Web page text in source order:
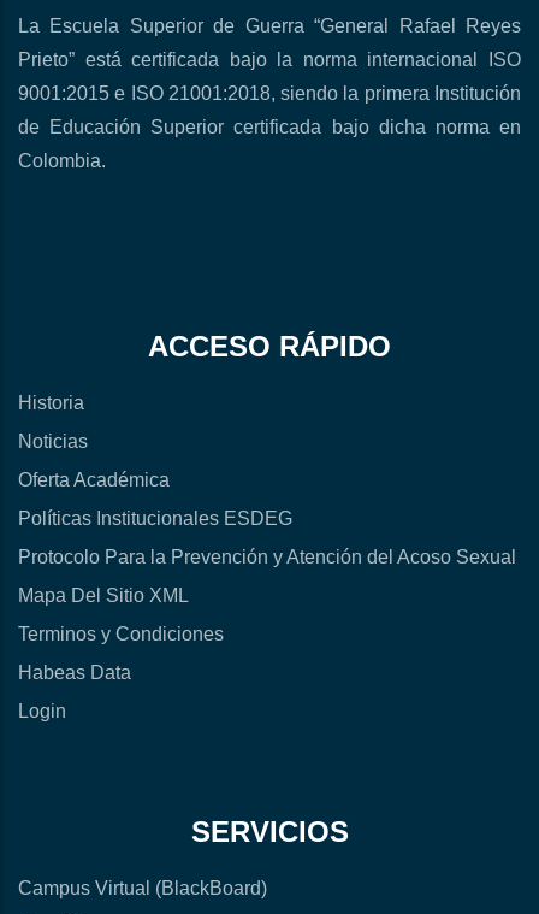
La Escuela Superior de Guerra “General Rafael Reyes
Prieto” está certificada bajo la norma internacional ISO
9001:2015 e ISO 21001:2018, siendo la primera Institución
de Educación Superior certificada bajo dicha norma en
Colombia.
ACCESO RÁPIDO
Historia
Noticias
Oferta Académica
Políticas Institucionales ESDEG
Protocolo Para la Prevención y Atención del Acoso Sexual
Mapa Del Sitio XML
Terminos y Condiciones
Habeas Data
Login
SERVICIOS
Campus Virtual (BlackBoard)